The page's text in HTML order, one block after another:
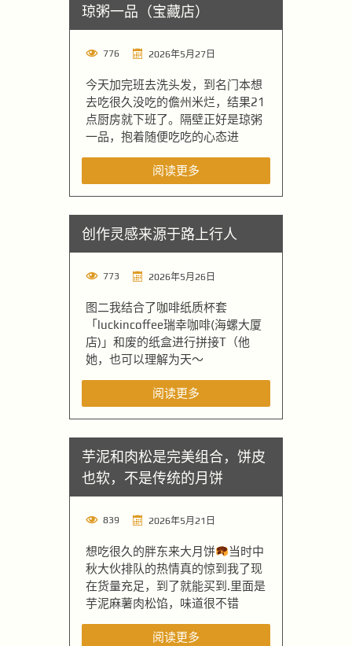
琼粥一品（宝藏店）
776 2026年5月27日
今天加完班去洗头发，到名门本想
去吃很久没吃的儋州米烂，结果21
点厨房就下班了。隔壁正好是琼粥
一品，抱着随便吃吃的心态进
阅读更多
创作灵感来源于路上行人
773 2026年5月26日
图二我结合了咖啡纸质杯套
「luckincoffee瑞幸咖啡(海螺大厦
店)」和废的纸盒进行拼接T（他
她，也可以理解为天～
阅读更多
芋泥和肉松是完美组合，饼皮
也软，不是传统的月饼
839 2026年5月21日
想吃很久的胖东来大月饼
当时中
秋大伙排队的热情真的惊到我了现
在货量充足，到了就能买到.里面是
芋泥麻薯肉松馅，味道很不错
阅读更多